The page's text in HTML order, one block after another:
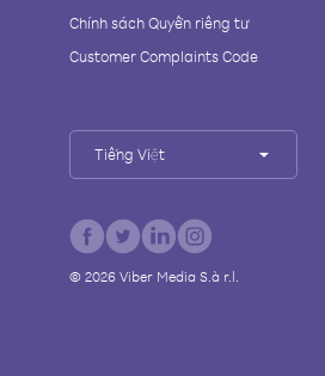
Chính sách Quyền riêng tư
Customer Complaints Code
Tiếng Việt
© 2026Viber Media S.à r.l.